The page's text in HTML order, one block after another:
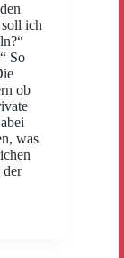
ich
So
ob
was
der